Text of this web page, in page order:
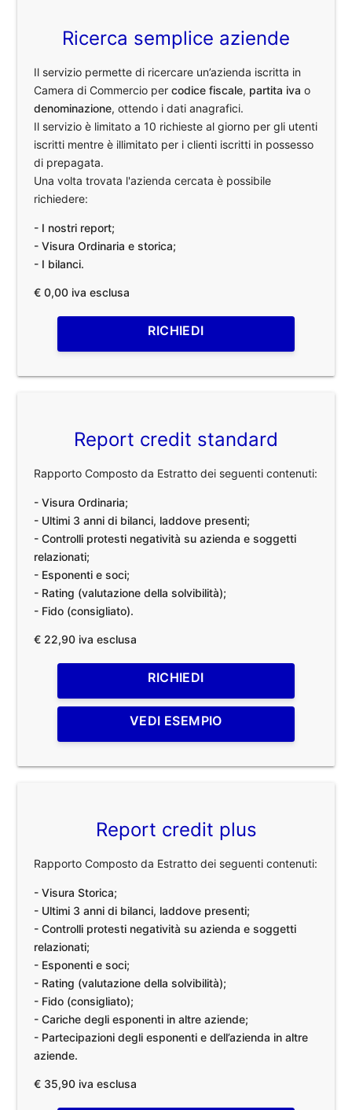
Ricerca semplice aziende
Il servizio permette di ricercare un’azienda iscritta in
Camera di Commercio percodice fiscale, partita iva o
denominazione, ottendo i dati anagrafici.
Il servizio è limitato a 10 richieste al giorno per gli utenti
iscritti mentre è illimitato per i clienti iscritti in possesso
di prepagata.
Una volta trovata l'azienda cercata è possibile
richiedere:
- I nostri report;
- Visura Ordinaria e storica;
- I bilanci.
€ 0,00 iva esclusa
RICHIEDI
Report credit standard
Rapporto Composto da Estratto dei seguenti contenuti:
- Visura Ordinaria;
- Ultimi 3 anni di bilanci, laddove presenti;
- Controlli protesti negatività su azienda e soggetti
relazionati;
- Esponenti e soci;
- Rating (valutazione della solvibilità);
- Fido (consigliato).
€ 22,90 iva esclusa
RICHIEDI
VEDI ESEMPIO
Report credit plus
Rapporto Composto da Estratto dei seguenti contenuti:
- Visura Storica;
- Ultimi 3 anni di bilanci, laddove presenti;
- Controlli protesti negatività su azienda e soggetti
relazionati;
- Esponenti e soci;
- Rating (valutazione della solvibilità);
- Fido (consigliato);
- Cariche degli esponenti in altre aziende;
- Partecipazioni degli esponenti e dell’azienda in altre
aziende.
€ 35,90 iva esclusa